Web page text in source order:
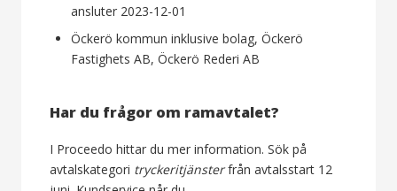
ansluter 2023-12-01
Öckerö kommun inklusive bolag, Öckerö
Fastighets AB, Öckerö Rederi AB
Har du frågor om ramavtalet?
I Proceedo hittar du mer information. Sök på
avtalskategori tryckeritjänsterfrån avtalsstart 12